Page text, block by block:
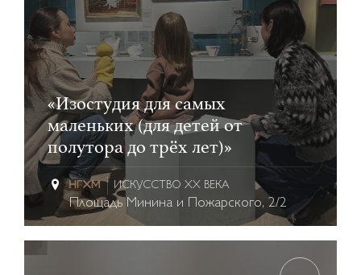
«Изостудия для самых
маленьких (для детей от
полутора до трёх лет)»
ИСКУССТВО XX ВЕКА
Площадь Минина и Пожарского, 2/2